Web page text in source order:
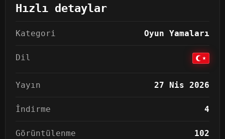
Hızlı detaylar
Kategori Oyun Yamaları
Dil
Yayın 27 Nis 2026
İndirme 4
Görüntülenme 102